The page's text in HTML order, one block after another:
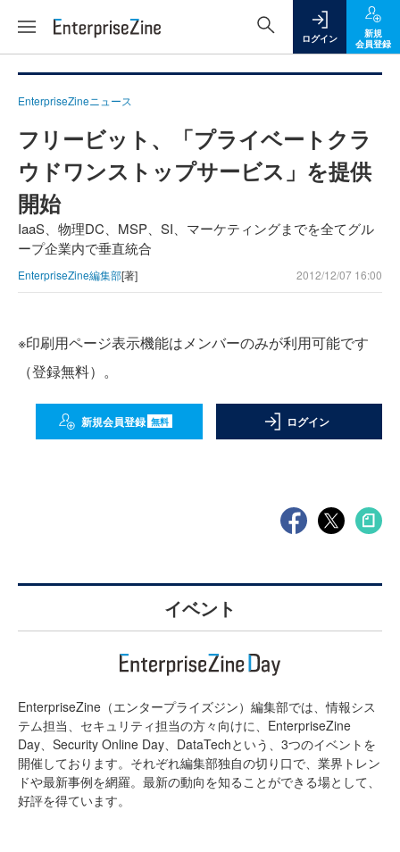
ログイン
新規
会員登録
EnterpriseZineニュース
フリービット、「プライベートクラ
ウドワンストップサービス」を提供
開始
IaaS、物理DC、MSP、SI、マーケティングまでを全てグル
ープ企業内で垂直統合
EnterpriseZine編集部[著] 2012/12/07 16:00
※印刷用ページ表示機能はメンバーのみが利用可能です
（登録無料）。
新規会員登録 無料 ログイン
イベント
EnterpriseZine（エンタープライズジン）編集部では、情報シス
テム担当、セキュリティ担当の方々向けに、EnterpriseZine
Day、Security Online Day、DataTechという、3つのイベントを
開催しております。それぞれ編集部独自の切り口で、業界トレン
ドや最新事例を網羅。最新の動向を知ることができる場として、
好評を得ています。